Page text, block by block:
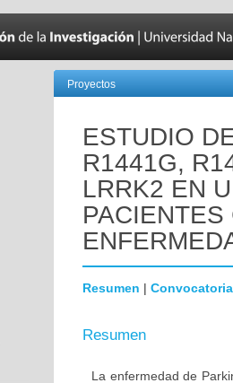
Proyectos
ESTUDIO
R1441G,
LRRK2 EN
Resumen | Convocatoria
Resumen
La enfermedad de